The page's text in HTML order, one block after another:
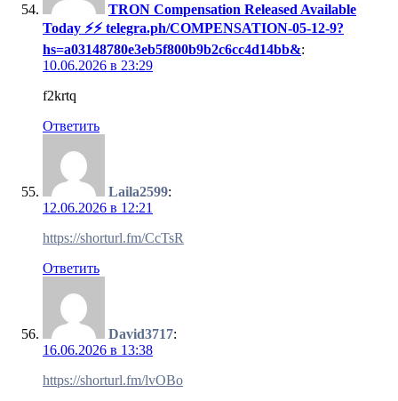
TRON Compensation Released Available
Today ⚡⚡ telegra.ph/COMPENSATION-05-12-9?
hs=a03148780e3eb5f800b9b2c6cc4d14bb&:
10.06.2026 в 23:29
f2krtq
Ответить
Laila2599:
12.06.2026 в 12:21
https://shorturl.fm/CcTsR
Ответить
David3717:
16.06.2026 в 13:38
https://shorturl.fm/lvOBo